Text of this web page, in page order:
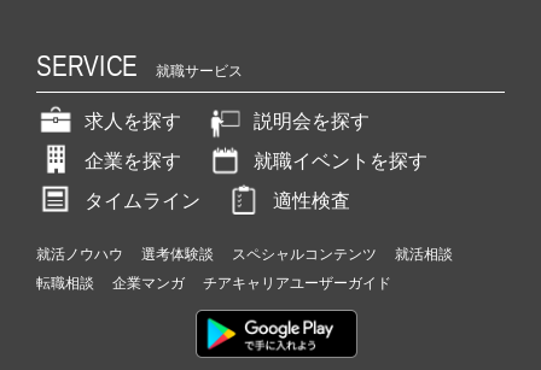
SERVICE 就職サービス
求人を探す
説明会を探す
企業を探す
就職イベントを探す
タイムライン
適性検査
就活ノウハウ 選考体験談 スペシャルコンテンツ
就活相談
転職相談
企業マンガ チアキャリアユーザーガイド